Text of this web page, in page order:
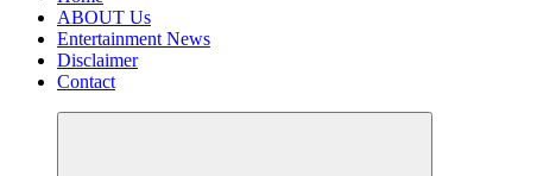
ABOUT Us
Entertainment News
Disclaimer
Contact